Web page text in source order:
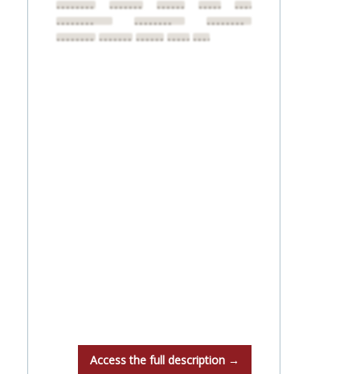
••••••••
•••••••• •••••••• ••••••••••••••••
••••••••
••••••••
••••••••
•••••••• ••••••••••••••••••••••••••••••••
Access the full description →